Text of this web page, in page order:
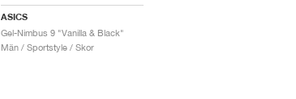
ASICS
Gel-Nimbus 9 "Vanilla & Black"
Män / Sportstyle / Skor